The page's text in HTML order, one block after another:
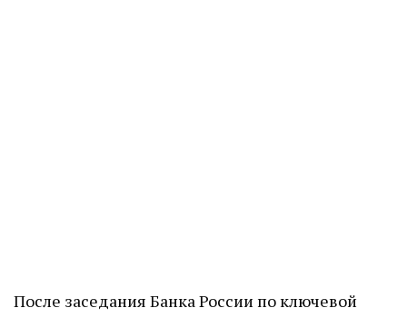
После заседания Банка России по ключевой